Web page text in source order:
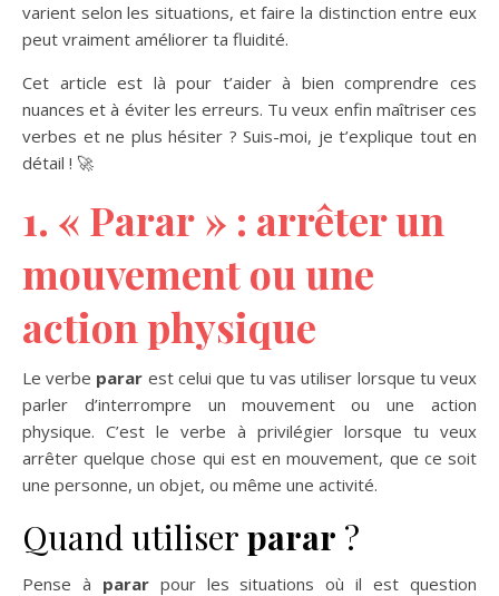
varient selon les situations, et faire la distinction entre eux
peut vraiment améliorer ta fluidité.
Cet article est là pour t’aider à bien comprendre ces
nuances et à éviter les erreurs. Tu veux enfin maîtriser ces
verbes et ne plus hésiter ? Suis-moi, je t’explique tout en
détail ! 🚀
1. « Parar » : arrêter un
mouvement ou une
action physique
Le verbe parar est celui que tu vas utiliser lorsque tu veux
parler d’interrompre un mouvement ou une action
physique. C’est le verbe à privilégier lorsque tu veux
arrêter quelque chose qui est en mouvement, que ce soit
une personne, un objet, ou même une activité.
Quand utiliser parar ?
Pense à pararpour les situations où il est question